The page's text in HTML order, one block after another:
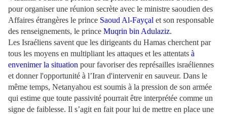
pour organiser une réunion secrète avec le ministre saoudien des
Affaires étrangères le prince Saoud Al-Fayçal et son responsable
des renseignements, le prince Muqrin bin Adulaziz.
Les Israéliens savent que les dirigeants du Hamas cherchent par
tous les moyens en multipliant les attaques et les attentats à
envenimer la situation pour favoriser des représailles israéliennes
et donner l'opportunité à l’Iran d'intervenir en sauveur. Dans le
même temps, Netanyahou est soumis à la pression de son armée
qui estime que toute passivité pourrait être interprétée comme un
signe de faiblesse. Il s’agit en fait pour lui de mettre en place une